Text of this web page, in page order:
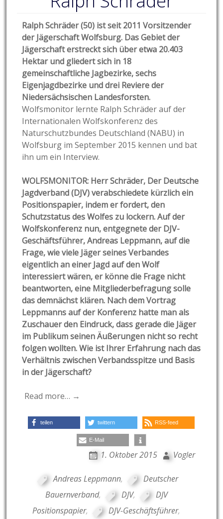
Ralph Schräder (50) ist seit 2011 Vorsitzender
der Jägerschaft Wolfsburg. Das Gebiet der
Jägerschaft erstreckt sich über etwa 20.403
Hektar und gliedert sich in 18
gemeinschaftliche Jagbezirke, sechs
Eigenjagdbezirke und drei Reviere der
Niedersächsischen Landesforsten.
Wolfsmonitor lernte Ralph Schräder auf der
Internationalen Wolfskonferenz des
Naturschutzbundes Deutschland (NABU) in
Wolfsburg im September 2015 kennen und bat
ihn um ein Interview.
WOLFSMONITOR: Herr Schräder, Der Deutsche
Jagdverband (DJV) verabschiedete kürzlich ein
Positionspapier, indem er fordert, den
Schutzstatus des Wolfes zu lockern. Auf der
Wolfskonferenz nun, entgegnete der DJV-
Geschäftsführer, Andreas Leppmann, auf die
Frage, wie viele Jäger seines Verbandes
eigentlich an einer Jagd auf den Wolf
interessiert wären, er könne die Frage nicht
beantworten, eine Mitgliederbefragung solle
das demnächst klären. Nach dem Vortrag
Leppmanns auf der Konferenz hatte man als
Zuschauer den Eindruck, dass gerade die Jäger
im Publikum seinen Äußerungen nicht so recht
folgen wollten. Wie ist Ihrer Erfahrung nach das
Verhältnis zwischen Verbandsspitze und Basis
in der Jägerschaft?
Read more… →
teilen twittern RSS-feed
E-Mail
1. Oktober 2015 Vogler
Andreas Leppmann,
Deutscher
Bauernverband, DJV,
DJV
Positionspapier, DJV-Geschäftsführer,